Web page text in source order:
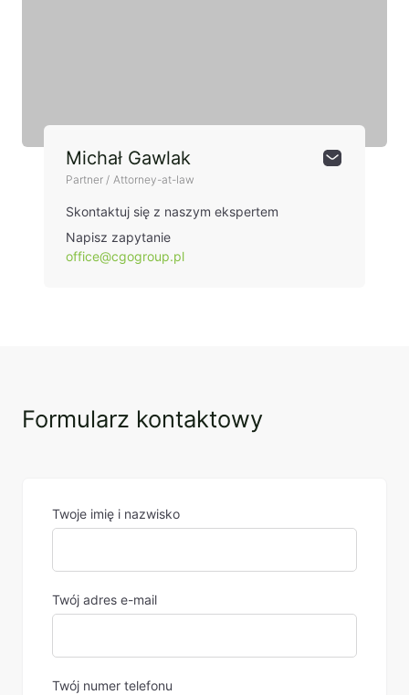
Michał Gawlak
Partner / Attorney-at-law
Skontaktuj się z naszym ekspertem
Napisz zapytanie
office@cgogroup.pl
Formularz kontaktowy
Twoje imię i nazwisko
Twój adres e-mail
Twój numer telefonu